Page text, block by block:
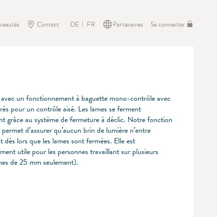
Contact DE FR Partenaires Se connecter
un fonctionnement à baguette mono-contrôle avec
pour un contrôle aisé. Les lames se ferment
grâce au système de fermeture à déclic. Notre fonction
d’assurer qu’aucun brin de lumière n’entre
dès lors que les lames sont fermées. Elle est
utile pour les personnes travaillant sur plusieurs
de 25 mm seulement).